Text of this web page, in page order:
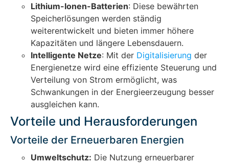
Lithium-Ionen-Batterien: Diese bewährten
Speicherlösungen werden ständig
weiterentwickelt und bieten immer höhere
Kapazitäten und längere Lebensdauern.
Intelligente Netze: Mit der Digitalisierung der
Energienetze wird eine effiziente Steuerung und
Verteilung von Strom ermöglicht, was
Schwankungen in der Energieerzeugung besser
ausgleichen kann.
Vorteile und Herausforderungen
Vorteile der Erneuerbaren Energien
Umweltschutz: Die Nutzung erneuerbarer